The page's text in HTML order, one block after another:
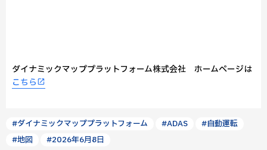
ダイナミックマッププラットフォーム株式会社 ホームページは
こちら
#ダイナミックマッププラットフォーム #ADAS
#自動運転
#地図
#2026年6月8日